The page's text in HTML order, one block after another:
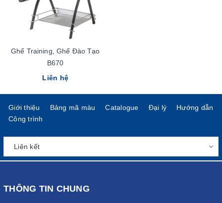
Ghế Training, Ghế Đào Tạo
B670
Liên hệ
Giới thiệu Bảng mã màu Catalogue Đại lý
Hướng dẫn
Công trình
THÔNG TIN CHUNG